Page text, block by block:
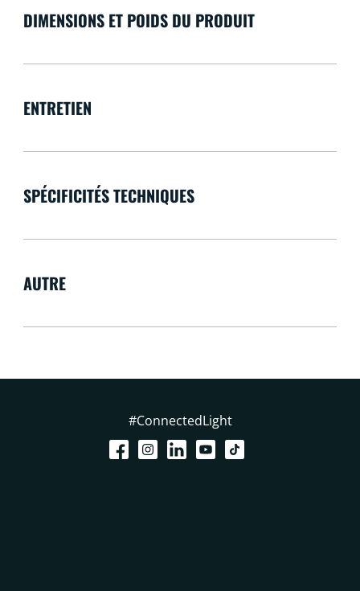
DIMENSIONS ET POIDS DU PRODUIT
ENTRETIEN
SPÉCIFICITÉS TECHNIQUES
AUTRE
#ConnectedLight